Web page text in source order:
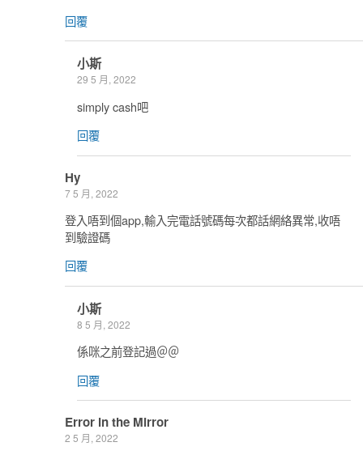
回覆
小斯
29 5 月, 2022
simply cash吧
回覆
Hy
7 5 月, 2022
登入唔到個app,輸入完電話號碼每次都話網絡異常,收唔
到驗證碼
回覆
小斯
8 5 月, 2022
係咪之前登記過＠＠
回覆
Error in the Mirror
2 5 月, 2022